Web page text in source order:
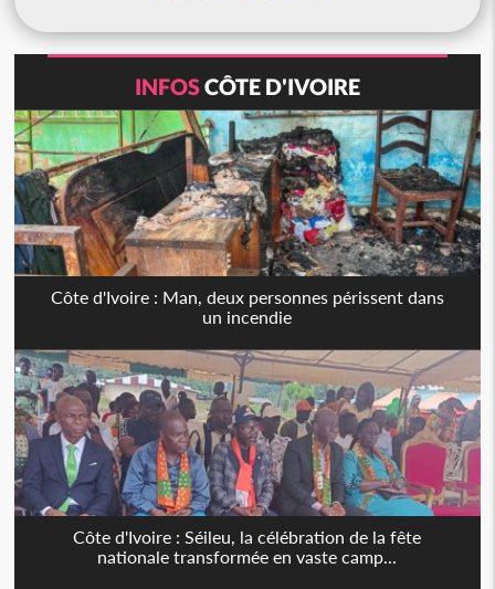
INFOSCÔTE D'IVOIRE
Côte d'Ivoire : Man, deux personnes périssent dans
un incendie
Côte d'Ivoire : Séileu, la célébration de la fête
nationale transformée en vaste camp...